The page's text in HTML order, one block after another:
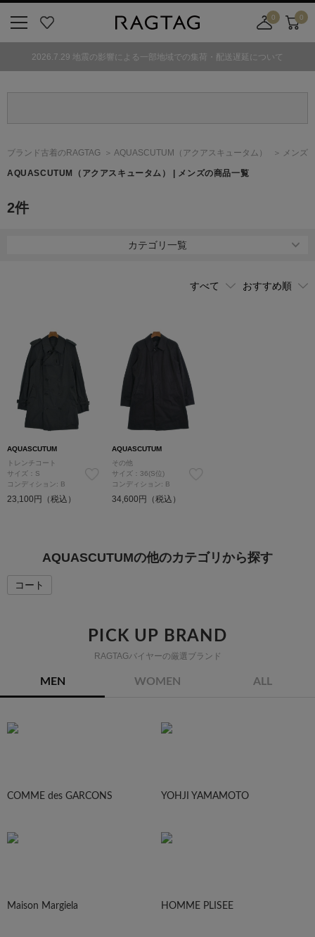
気
0
舗
カ
ト
0
2026.7.29 地震の影響による一部地域での集荷・配送遅延について
ブランド古着のRAGTAG AQUASCUTUM （アクアスキュータム） メンズ
AQUASCUTUM （アクアスキュータム） | メンズの商品一覧
2件
カテゴリ一覧
AQUASCUTUM
トレンチコート
サイズ：S
コンディション: B
23,100円（税込）
AQUASCUTUM
その他
サイズ：36(S位)
コンディション: B
34,600円（税込）
AQUASCUTUMの他のカテゴリから探す
コート
PICK UP BRAND
RAGTAGバイヤーの厳選ブランド
MEN WOMEN ALL
COMME des GARCONS YOHJI YAMAMOTO
Maison Margiela HOMME PLISEE